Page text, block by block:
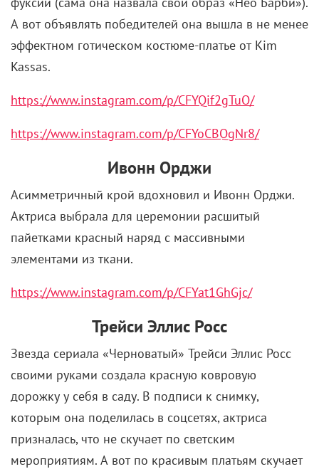
А вот объявлять победителей она вышла в не менее
эффектном готическом костюме-платье от Kim
Kassas.
https://www.instagram.com/p/CFYQif2gTuO/
https://www.instagram.com/p/CFYoCBQgNr8/
Ивонн Орджи
Асимметричный крой вдохновил и Ивонн Орджи.
Актриса выбрала для церемонии расшитый
пайетками красный наряд с массивными
элементами из ткани.
https://www.instagram.com/p/CFYat1GhGjc/
Трейси Эллис Росс
Звезда сериала «Черноватый» Трейси Эллис Росс
своими руками создала красную ковровую
дорожку у себя в саду. В подписи к снимку,
которым она поделилась в соцсетях, актриса
призналась, что не скучает по светским
мероприятиям. А вот по красивым платьям скучает